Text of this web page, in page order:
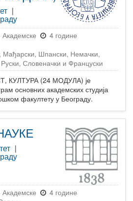
|
Академске
4 године
Мађарски, Шпански, Немачки,
Словеначки и Француски
КУЛТУРА (24 МОДУЛА) је
основних академских студија
факултету у Београду.
|
Академске
4 године